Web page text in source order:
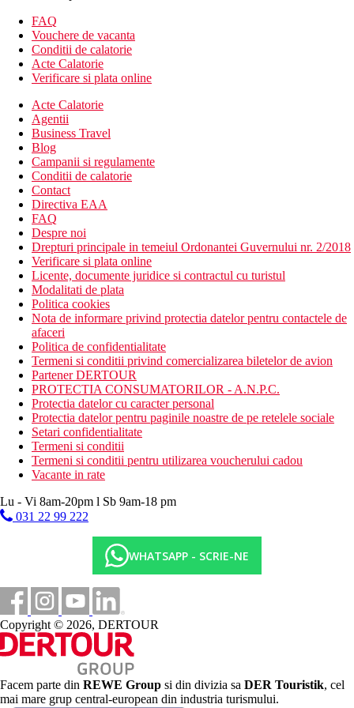
Alte tipuri de camere (daca nu se specifica altfel, camerele
au facilitatile de mai sus)
Descrierea hotelului
hol de intrare cu receptie
cafenea
bar langa piscina
terasa la soare
Wi-Fi (gratuit)
loc de parcare (gratuit, in limita disponibilitatii)
Descrierea plajei
nisipos
sezlonguri si umbrele (contra cost de aprox. 7 EUR/set/zi)
Activitati sportive contra cost
tabla cu vasle
sporturi acvatice pe plaja
Mese
Demipensiune
Mic dejun tip bufet, cina servita (la alegere din meniu)
Categoria oficiala
3 stele
Nota
hotelului. Taxa nu este inclusa in pretul turului si trebuie platita
de catre client direct la receptia hotelului. Sfera si calitatea
serviciilor si activitatilor mentionate pot fi afectate de
introducerea unor eventuale masuri de igiena sau antiepidemie in
Taxa turistica
Distanţe
Distanta de cel mai apropiat aeroport
FAQ
Vouchere de vacanta
Conditii de calatorie
Acte Calatorie
Verificare si plata online
Acte Calatorie
Agentii
Business Travel
Blog
Campanii si regulamente
Conditii de calatorie
Contact
Directiva EAA
FAQ
Despre noi
Drepturi principale in temeiul Ordonantei Guvernului nr. 2/2018
Verificare si plata online
Licente, documente juridice si contractul cu turistul
Modalitati de plata
Politica cookies
Nota de informare privind protectia datelor pentru contactele de
afaceri
Politica de confidentialitate
Termeni si conditii privind comercializarea biletelor de avion
Partener DERTOUR
PROTECTIA CONSUMATORILOR - A.N.P.C.
Protectia datelor cu caracter personal
Protectia datelor pentru paginile noastre de pe retelele sociale
Setari confidentialitate
Termeni si conditii
Termeni si conditii pentru utilizarea voucherului cadou
Vacante in rate
Lu - Vi 8am-20pm l Sb 9am-18 pm
031 22 99 222
WHATSAPP - SCRIE-NE
Copyright © 2026, DERTOUR
Facem parte din REWE Group si din divizia sa DER Touristik, cel
mai mare grup central-european din industria turismului.